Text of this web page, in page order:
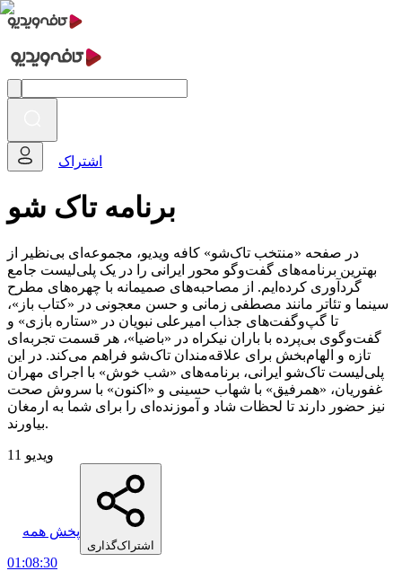
اشتراک
برنامه تاک شو
در صفحه «منتخب تاک‌شو» کافه ویدیو، مجموعه‌ای بی‌نظیر از
بهترین برنامه‌های گفت‌وگو محور ایرانی را در یک پلی‌لیست جامع
گردآوری کرده‌ایم. از مصاحبه‌های صمیمانه با چهره‌های مطرح
سینما و تئاتر مانند مصطفی زمانی و حسن معجونی در «کتاب باز»،
تا گپ‌وگفت‌های جذاب امیرعلی نبویان در «ستاره بازی» و
گفت‌وگوی بی‌پرده با باران نیکراه در «باضیا»، هر قسمت تجربه‌ای
تازه و الهام‌بخش برای علاقه‌مندان تاک‌شو فراهم می‌کند. در این
پلی‌لیست تاک‌شو ایرانی، برنامه‌های «شب خوش» با اجرای مهران
غفوریان، «همرفیق» با شهاب حسینی و «اکنون» با سروش صحت
نیز حضور دارند تا لحظات شاد و آموزنده‌ای را برای شما به ارمغان
بیاورند.
11 ویدیو
پخش همه
اشتراک‌گذاری
01:08:30